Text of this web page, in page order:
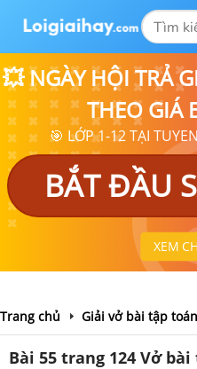
💥 NGÀY HỘI TRẢ
THEO GIÁ
🎯 LỚP 1-12 TẠI
BẮT ĐẦU
XEM
Trang chủ Giải vở bài tập
Bài 55 trang 124 Vở